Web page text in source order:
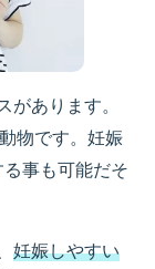
があります。
物です。妊娠
事も可能だそ
妊娠しやすい